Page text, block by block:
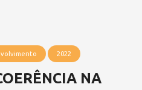
2022
NA